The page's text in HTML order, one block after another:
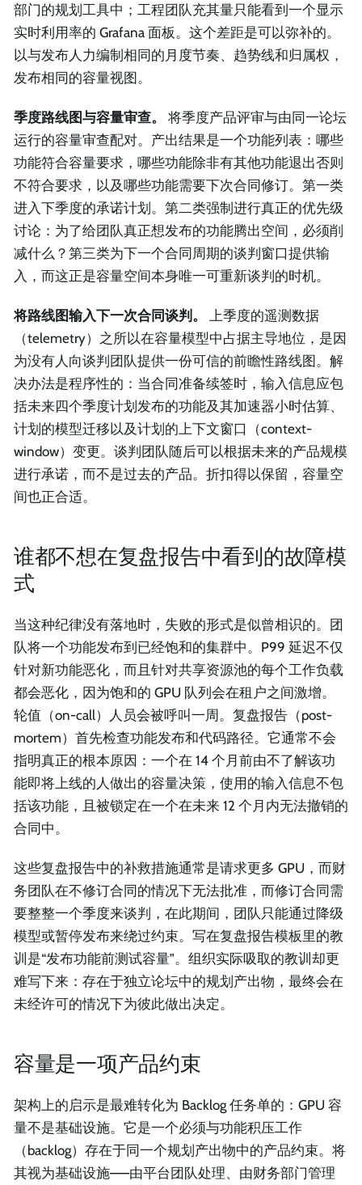
部门的规划工具中；工程团队充其量只能看到一个显示
实时利用率的 Grafana 面板。这个差距是可以弥补的。
以与发布人力编制相同的月度节奏、趋势线和归属权，
发布相同的容量视图。
季度路线图与容量审查。
将季度产品评审与由同一论坛
运行的容量审查配对。产出结果是一个功能列表：哪些
功能符合容量要求，哪些功能除非有其他功能退出否则
不符合要求，以及哪些功能需要下次合同修订。第一类
进入下季度的承诺计划。第二类强制进行真正的优先级
讨论：为了给团队真正想发布的功能腾出空间，必须削
减什么？第三类为下一个合同周期的谈判窗口提供输
入，而这正是容量空间本身唯一可重新谈判的时机。
将路线图输入下一次合同谈判。
上季度的遥测数据
（telemetry）之所以在容量模型中占据主导地位，是因
为没有人向谈判团队提供一份可信的前瞻性路线图。解
决办法是程序性的：当合同准备续签时，输入信息应包
括未来四个季度计划发布的功能及其加速器小时估算、
计划的模型迁移以及计划的上下文窗口（context-
window）变更。谈判团队随后可以根据未来的产品规模
进行承诺，而不是过去的产品。折扣得以保留，容量空
间也正合适。
谁都不想在复盘报告中看到的故障模
式
当这种纪律没有落地时，失败的形式是似曾相识的。团
队将一个功能发布到已经饱和的集群中。P99 延迟不仅
针对新功能恶化，而且针对共享资源池的每个工作负载
都会恶化，因为饱和的 GPU 队列会在租户之间激增。
轮值（on-call）人员会被呼叫一周。复盘报告（post-
mortem）首先检查功能发布和代码路径。它通常不会
指明真正的根本原因：一个在 14 个月前由不了解该功
能即将上线的人做出的容量决策，使用的输入信息不包
括该功能，且被锁定在一个在未来 12 个月内无法撤销的
合同中。
这些复盘报告中的补救措施通常是请求更多 GPU，而财
务团队在不修订合同的情况下无法批准，而修订合同需
要整整一个季度来谈判，在此期间，团队只能通过降级
模型或暂停发布来绕过约束。写在复盘报告模板里的教
训是“发布功能前测试容量”。组织实际吸取的教训却更
难写下来：存在于独立论坛中的规划产出物，最终会在
未经许可的情况下为彼此做出决定。
容量是一项产品约束
架构上的启示是最难转化为 Backlog 任务单的：GPU 容
量不是基础设施。它是一个必须与功能积压工作
（backlog）存在于同一个规划产出物中的产品约束。将
其视为基础设施——由平台团队处理、由财务部门管理